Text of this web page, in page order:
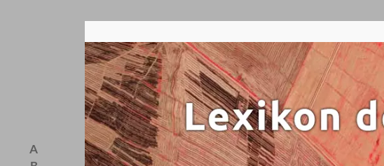
A